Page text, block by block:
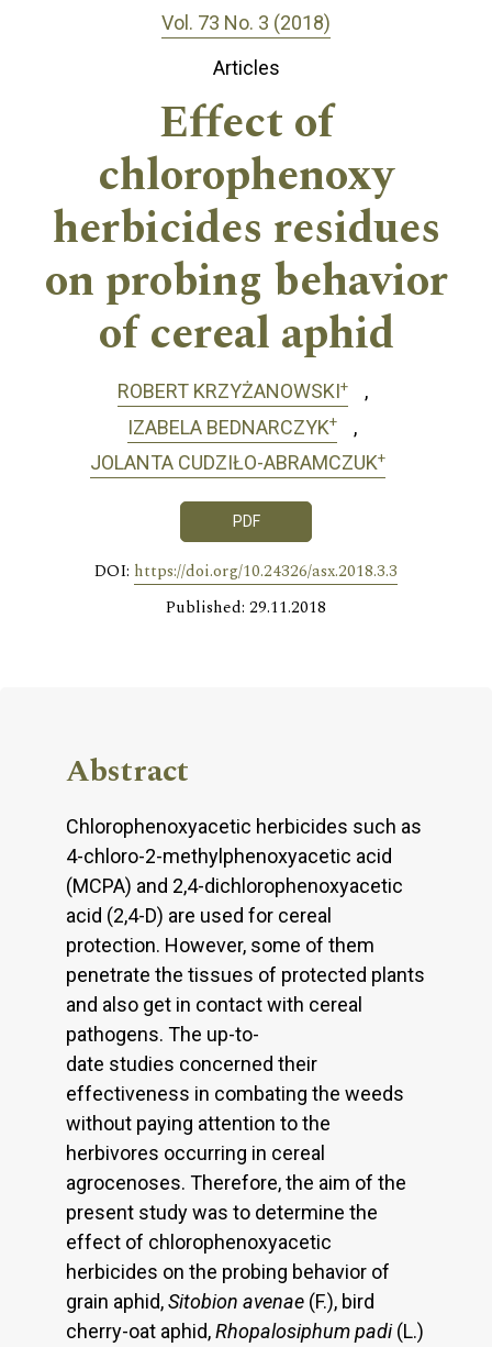
Vol. 73 No. 3 (2018)
Articles
Effect of
chlorophenoxy
herbicides residues
on probing behavior
of cereal aphid
ROBERT KRZYŻANOWSKI+
IZABELA BEDNARCZYK+
JOLANTA CUDZIŁO-ABRAMCZUK+
PDF
DOI: https://doi.org/10.24326/asx.2018.3.3
Published: 29.11.2018
Abstract
Chlorophenoxyacetic herbicides such as
4-chloro-2-methylphenoxyacetic acid
(MCPA) and 2,4-dichlorophenoxyacetic
acid (2,4-D) are used for cereal
protection. However, some of them
penetrate the tissues of protected plants
and also get in contact with cereal
pathogens. The up-to-
date studies concerned their
effectiveness in combating the weeds
without paying attention to the
herbivores occurring in cereal
agrocenoses. Therefore, the aim of the
present study was to determine the
effect of chlorophenoxyacetic
herbicides on the probing behavior of
grain aphid,Sitobion avenae (F.), bird
cherry-oat aphid,Rhopalosiphum padi(L.)